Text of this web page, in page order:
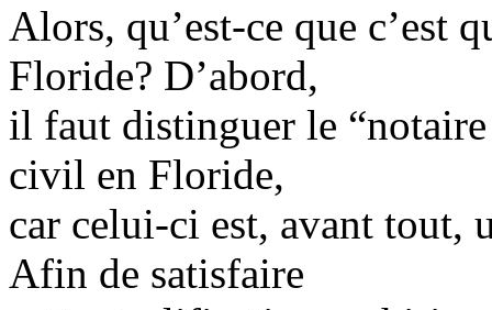
Alors, qu’est-ce que c’est
Floride? D’abord,
il faut distinguer le
civil en Floride,
car celui-ci est, avant tout,
Afin de satisfaire